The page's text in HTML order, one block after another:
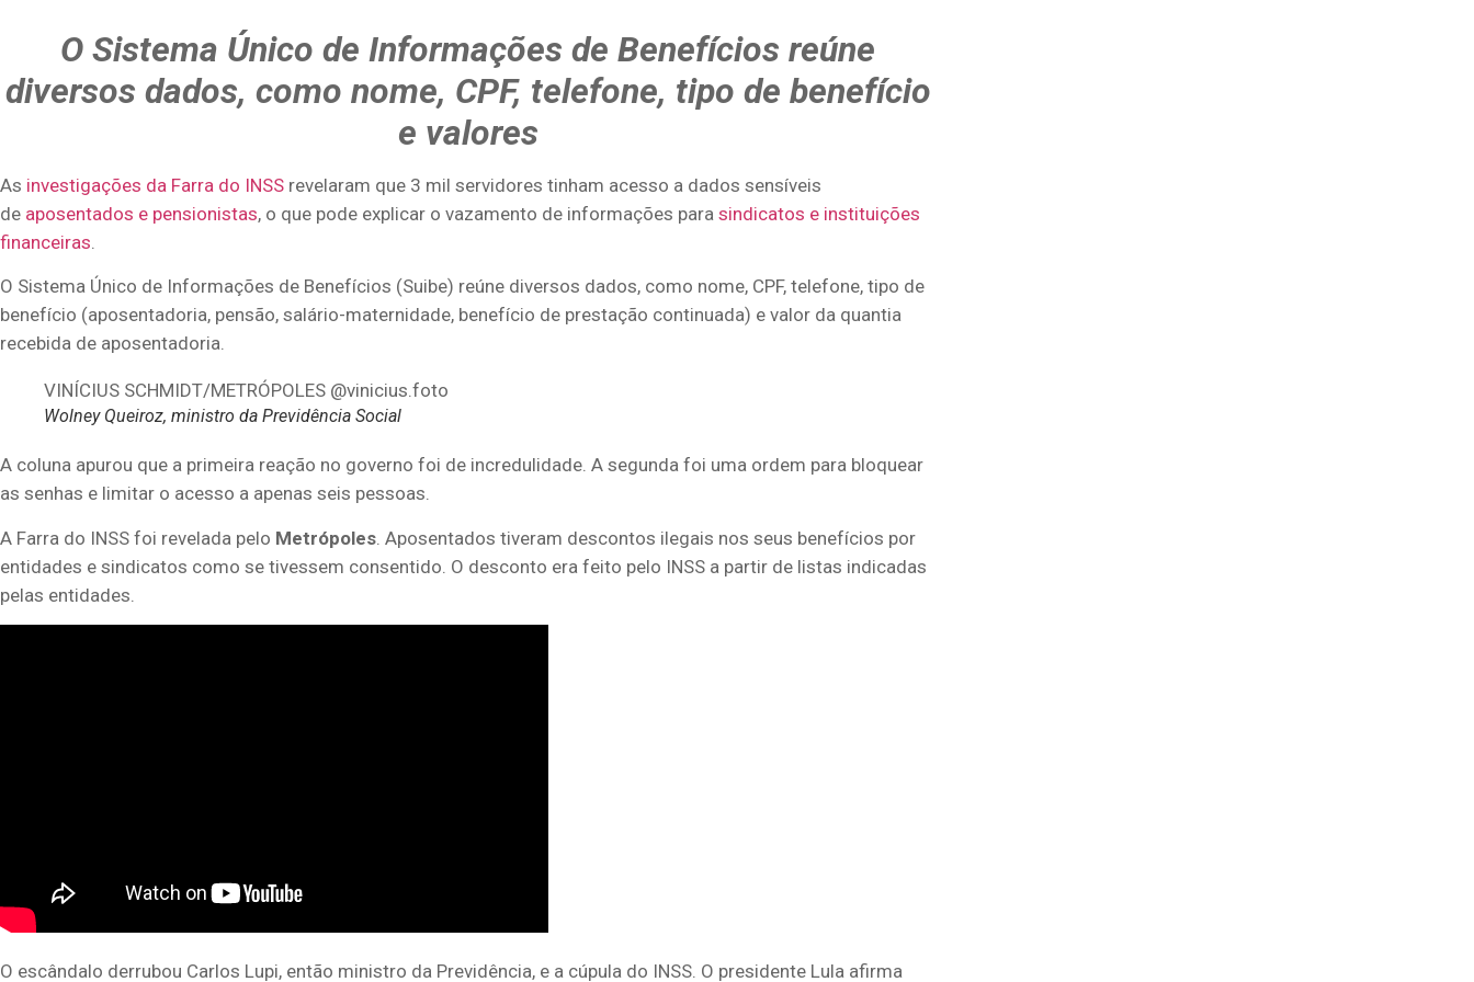
O Sistema Único de Informações de Benefícios reúne
diversos dados, como nome, CPF, telefone, tipo de benefício
e valores
As investigações da Farra do INSS revelaram que 3 mil servidores tinham acesso a dados sensíveis
de aposentados e pensionistas, o que pode explicar o vazamento de informações para sindicatos e instituições
financeiras.
O Sistema Único de Informações de Benefícios (Suibe) reúne diversos dados, como nome, CPF, telefone, tipo de
benefício (aposentadoria, pensão, salário-maternidade, benefício de prestação continuada) e valor da quantia
recebida de aposentadoria.
VINÍCIUS SCHMIDT/METRÓPOLES @vinicius.foto
Wolney Queiroz, ministro da Previdência Social
A coluna apurou que a primeira reação no governo foi de incredulidade. A segunda foi uma ordem para bloquear
as senhas e limitar o acesso a apenas seis pessoas.
A Farra do INSS foi revelada pelo Metrópoles . Aposentados tiveram descontos ilegais nos seus benefícios por
entidades e sindicatos como se tivessem consentido. O desconto era feito pelo INSS a partir de listas indicadas
pelas entidades.
O escândalo derrubou Carlos Lupi, então ministro da Previdência, e a cúpula do INSS. O presidente Lula afirma